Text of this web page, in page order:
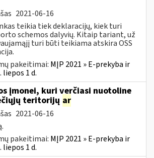
2021-06-16
teikia tiek deklaracijų, kiek turi
schemos dalyvių. Kitaip tariant, už
turi būti teikiama atskira OSS
pakeitimai: MĮP 2021 » E-prekyba ir
liepos 1 d.
įmonei, kuri verčiasi nuotoline
teritorijų ar
2021-06-16
pakeitimai: MĮP 2021 » E-prekyba ir
liepos 1 d.